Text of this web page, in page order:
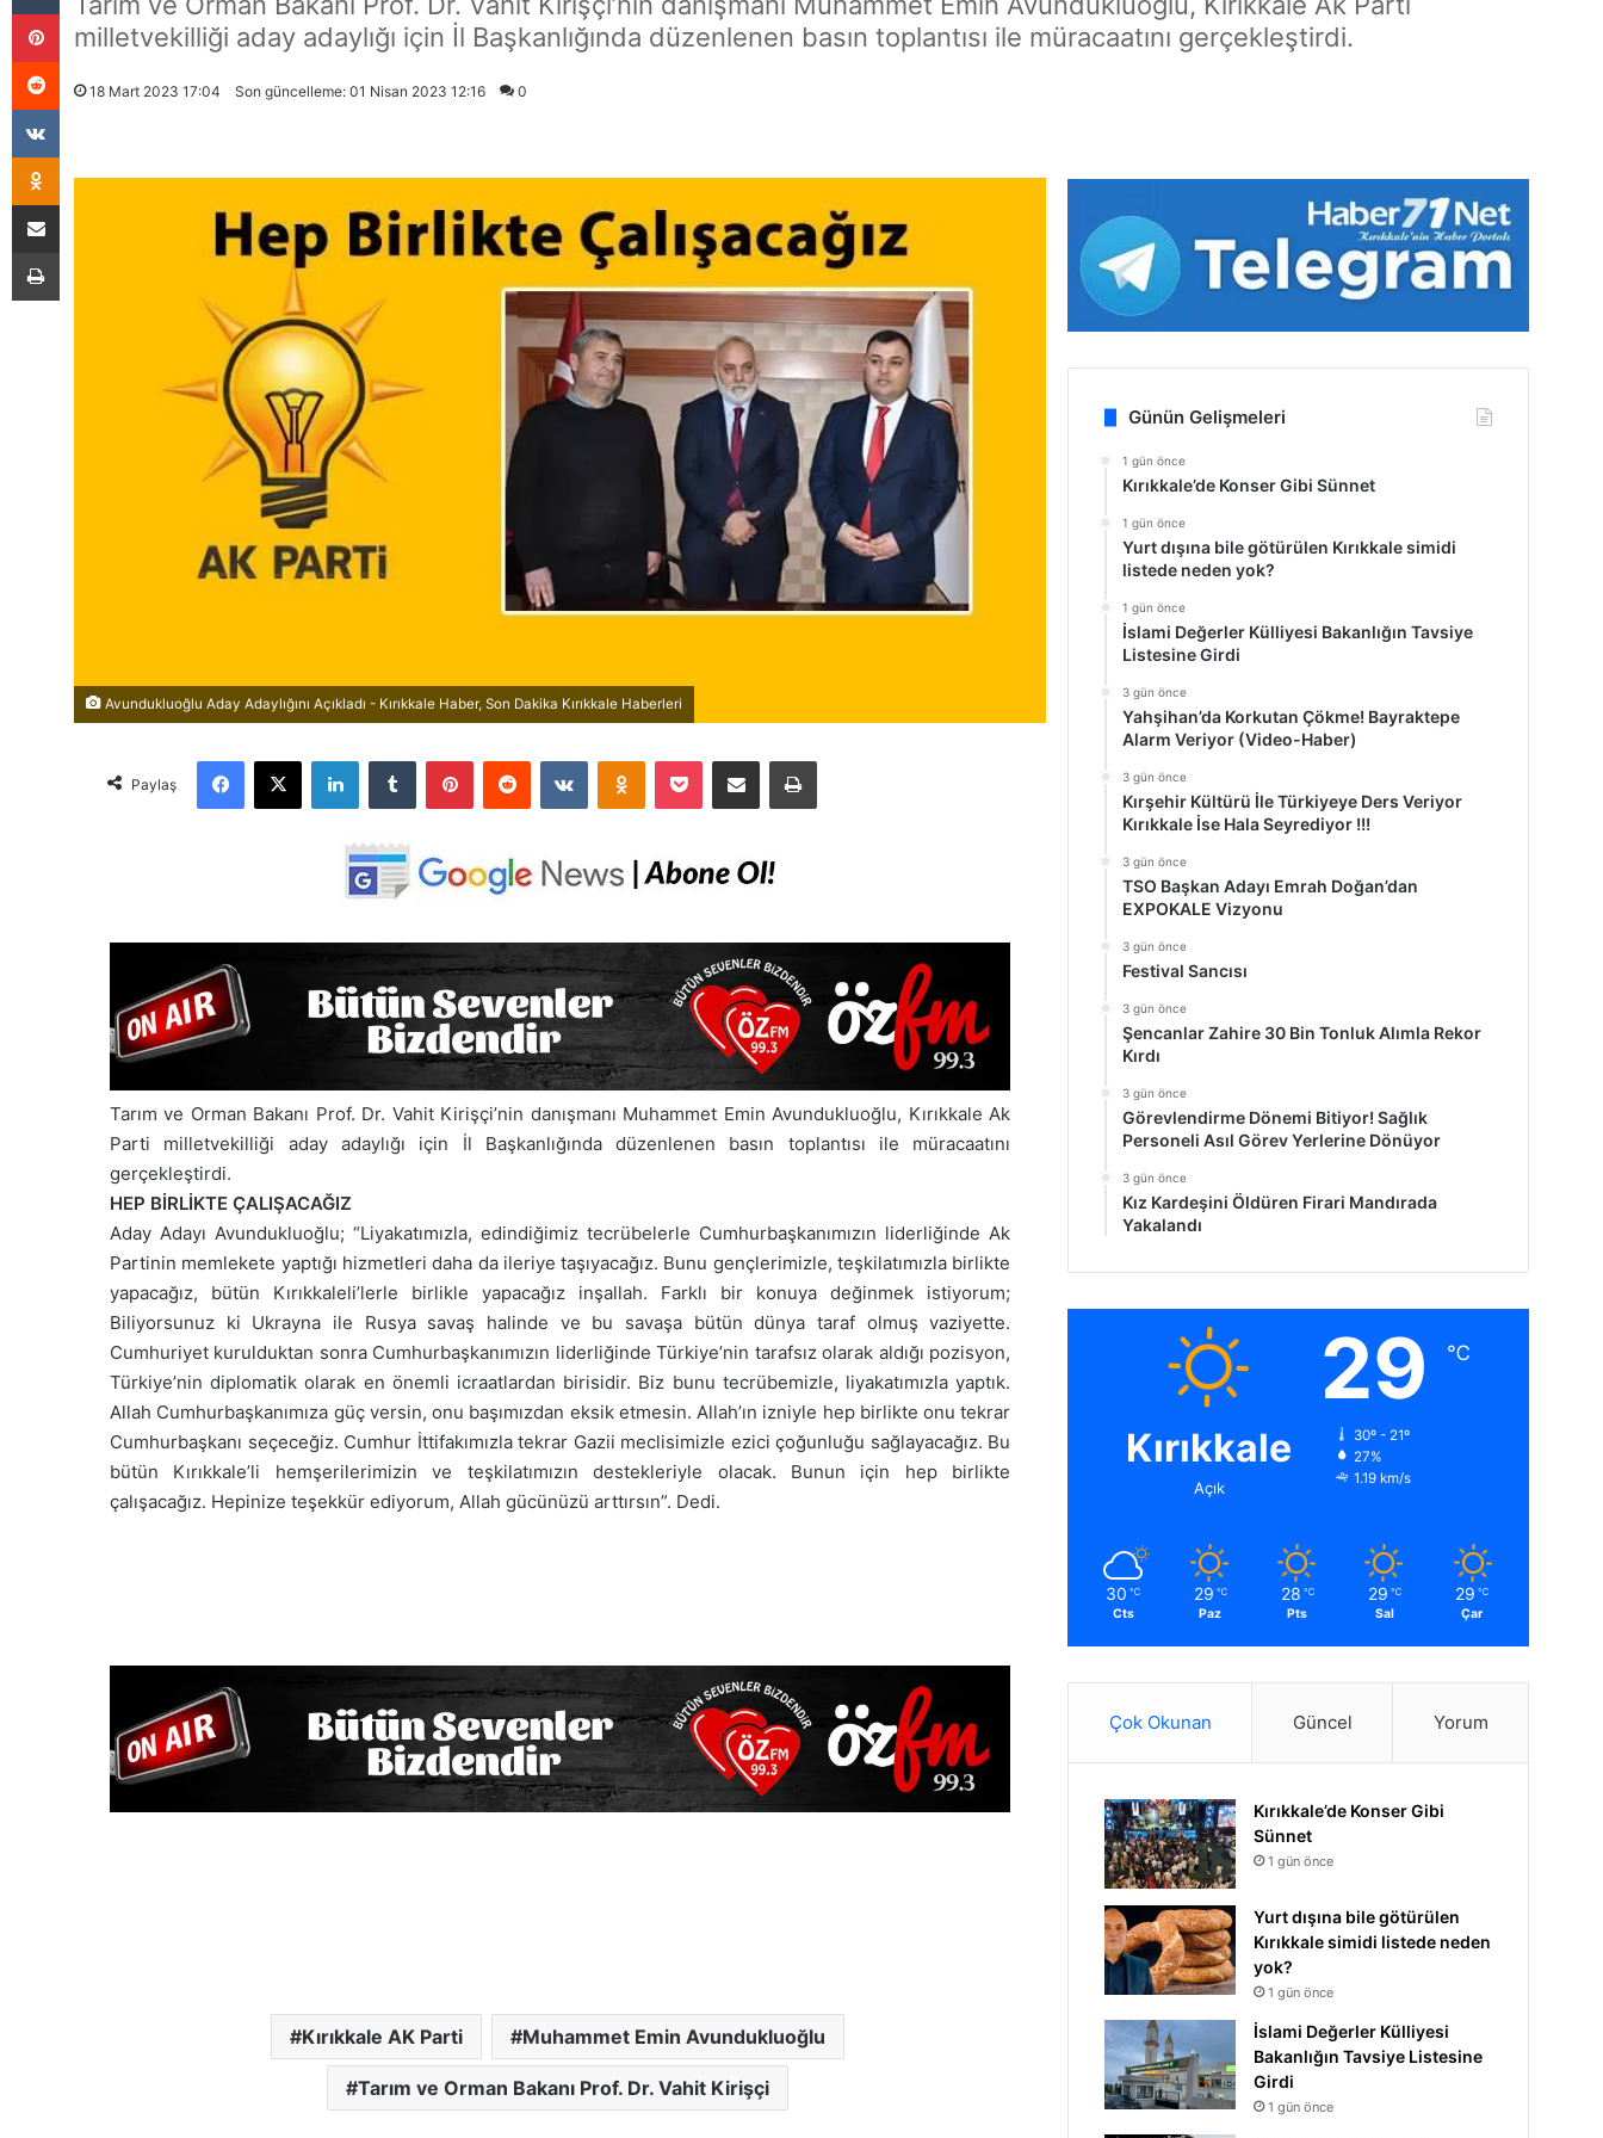
milletvekilliği aday adaylığı için İl Başkanlığında düzenlenen basın toplantısı ile müracaatını gerçekleştirdi.
18 Mart 2023 17:04 Son güncelleme: 01 Nisan 2023 12:16 0
Avundukluoğlu Aday Adaylığını Açıkladı - Kırıkkale Haber, Son Dakika Kırıkkale Haberleri
Paylaş
Tarım ve Orman Bakanı Prof. Dr. Vahit Kirişçi’nin danışmanı Muhammet Emin Avundukluoğlu, Kırıkkale Ak
Parti milletvekilliği aday adaylığı için İl Başkanlığında düzenlenen basın toplantısı ile müracaatını
gerçekleştirdi.
HEP BİRLİKTE ÇALIŞACAĞIZ
Aday Adayı Avundukluoğlu; “Liyakatımızla, edindiğimiz tecrübelerle Cumhurbaşkanımızın liderliğinde Ak
Partinin memlekete yaptığı hizmetleri daha da ileriye taşıyacağız. Bunu gençlerimizle, teşkilatımızla birlikte
yapacağız, bütün Kırıkkaleli’lerle birlikle yapacağız inşallah. Farklı bir konuya değinmek istiyorum;
Biliyorsunuz ki Ukrayna ile Rusya savaş halinde ve bu savaşa bütün dünya taraf olmuş vaziyette.
Cumhuriyet kurulduktan sonra Cumhurbaşkanımızın liderliğinde Türkiye’nin tarafsız olarak aldığı pozisyon,
Türkiye’nin diplomatik olarak en önemli icraatlardan birisidir. Biz bunu tecrübemizle, liyakatımızla yaptık.
Allah Cumhurbaşkanımıza güç versin, onu başımızdan eksik etmesin. Allah’ın izniyle hep birlikte onu tekrar
Cumhurbaşkanı seçeceğiz. Cumhur İttifakımızla tekrar Gazii meclisimizle ezici çoğunluğu sağlayacağız. Bu
bütün Kırıkkale’li hemşerilerimizin ve teşkilatımızın destekleriyle olacak. Bunun için hep birlikte
çalışacağız. Hepinize teşekkür ediyorum, Allah gücünüzü arttırsın”. Dedi.
Kırıkkale AK Parti Muhammet Emin Avundukluoğlu
Tarım ve Orman Bakanı Prof. Dr. Vahit Kirişçi
Günün Gelişmeleri
1 gün önce
Kırıkkale’de Konser Gibi Sünnet
1 gün önce
Yurt dışına bile götürülen Kırıkkale simidi
listede neden yok?
1 gün önce
İslami Değerler Külliyesi Bakanlığın Tavsiye
Listesine Girdi
3 gün önce
Yahşihan’da Korkutan Çökme! Bayraktepe
Alarm Veriyor (Video-Haber)
3 gün önce
Kırşehir Kültürü İle Türkiyeye Ders Veriyor
Kırıkkale İse Hala Seyrediyor !!!
3 gün önce
TSO Başkan Adayı Emrah Doğan’dan
EXPOKALE Vizyonu
3 gün önce
Festival Sancısı
3 gün önce
Şencanlar Zahire 30 Bin Tonluk Alımla Rekor
Kırdı
3 gün önce
Görevlendirme Dönemi Bitiyor! Sağlık
Personeli Asıl Görev Yerlerine Dönüyor
3 gün önce
Kız Kardeşini Öldüren Firari Mandırada
Yakalandı
Kırıkkale
Açık
29 ℃
30º - 21º
27%
1.19 km/s
30 ℃
Cts
29 ℃
Paz
28 ℃
Pts
29 ℃
Sal
29 ℃
Çar
Çok Okunan Güncel Yorum
Kırıkkale’de Konser Gibi
Sünnet
1 gün önce
Yurt dışına bile götürülen
Kırıkkale simidi listede neden
yok?
1 gün önce
İslami Değerler Külliyesi
Bakanlığın Tavsiye Listesine
Girdi
1 gün önce
Pinterest